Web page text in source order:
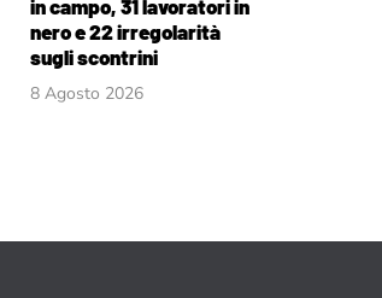
in campo, 31 lavoratori in
nero e 22 irregolarità
sugli scontrini
8 Agosto 2026